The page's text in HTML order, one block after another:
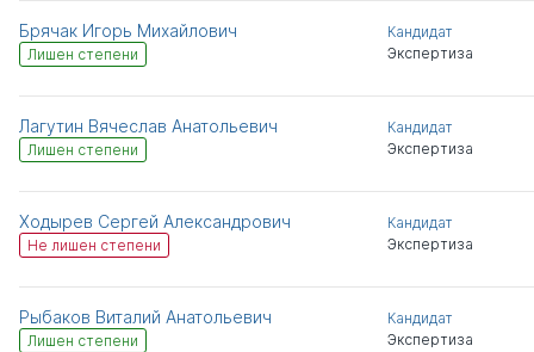
Брячак Игорь Михайлович
Лишен степени
Кандидат
Экспертиза
Лагутин Вячеслав Анатольевич
Лишен степени
Кандидат
Экспертиза
Ходырев Сергей Александрович
Не лишен степени
Кандидат
Экспертиза
Рыбаков Виталий Анатольевич
Лишен степени
Кандидат
Экспертиза